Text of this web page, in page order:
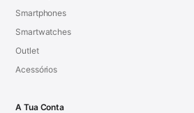
Smartphones
Smartwatches
Outlet
Acessórios
A Tua Conta